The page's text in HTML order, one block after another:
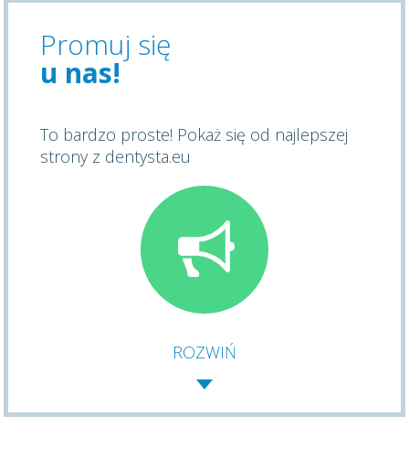
Promuj się
u nas!
To bardzo proste! Pokaż się od najlepszej
strony z dentysta.eu
ROZWIŃ